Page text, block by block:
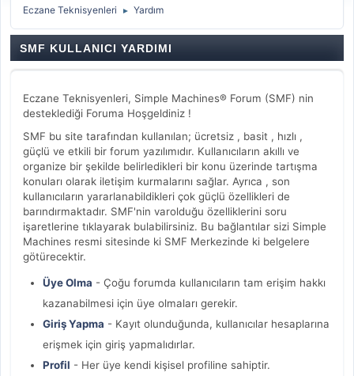
Eczane Teknisyenleri ► Yardım
SMF KULLANICI YARDIMI
Eczane Teknisyenleri, Simple Machines® Forum (SMF) nin
desteklediği Foruma Hoşgeldiniz !
SMF bu site tarafından kullanılan; ücretsiz , basit , hızlı ,
güçlü ve etkili bir forum yazılımıdır. Kullanıcıların akıllı ve
organize bir şekilde belirledikleri bir konu üzerinde tartışma
konuları olarak iletişim kurmalarını sağlar. Ayrıca , son
kullanıcıların yararlanabildikleri çok güçlü özellikleri de
barındırmaktadır. SMF'nin varolduğu özelliklerini soru
işaretlerine tıklayarak bulabilirsiniz. Bu bağlantılar sizi Simple
Machines resmi sitesinde ki SMF Merkezinde ki belgelere
götürecektir.
Üye Olma - Çoğu forumda kullanıcıların tam erişim hakkı
kazanabilmesi için üye olmaları gerekir.
Giriş Yapma - Kayıt olunduğunda, kullanıcılar hesaplarına
erişmek için giriş yapmalıdırlar.
Profil - Her üye kendi kişisel profiline sahiptir.